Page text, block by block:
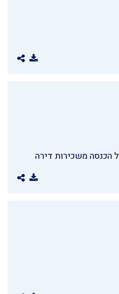
הכנסה משכירות דירה